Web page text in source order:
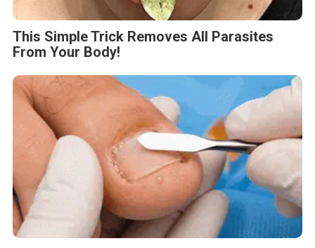
This Simple Trick Removes All Parasites
From Your Body!